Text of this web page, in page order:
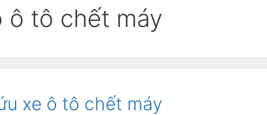
ô tô chết máy
xe ô tô chết máy